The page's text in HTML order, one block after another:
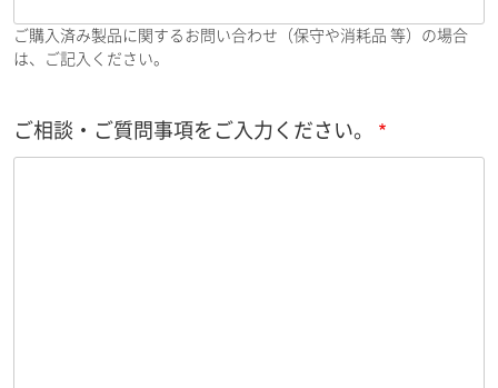
ご購入済み製品に関するお問い合わせ（保守や消耗品 等）の場合
は、ご記入ください。
ご相談・ご質問事項をご入力ください。